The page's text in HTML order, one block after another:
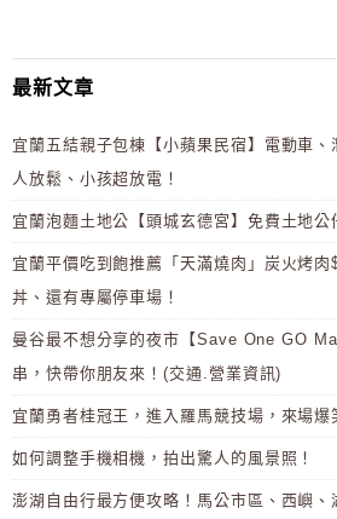
最新文章
宜蘭五結親子包棟【小蘋果民宿】電動車
人放鬆、小孩超放電！
宜蘭泡麵土地公【頭城玄德宮】免費土地公
宜蘭平價吃到飽推薦「天滿燒肉」炭火烤
丼、還有專屬停車場！
曼谷最不想分享的夜市【Save One GO
串，快帶你朋友來！(交通.營業資訊)
宜蘭勇者桂冠王，進入羅馬競技場，來場爆
如何調整手機相機，拍出驚人的風景照！
澎湖自由行最方便攻略！馬公市區、西嶼